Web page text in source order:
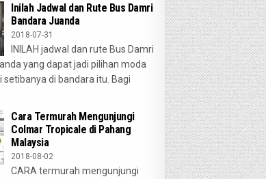
Inilah Jadwal dan Rute Bus Damri
Bandara Juanda
2018-07-31
INILAH jadwal dan rute Bus Damri
yang dapat jadi pilihan moda
di bandara itu. Bagi
Cara Termurah Mengunjungi
Colmar Tropicale di Pahang
Malaysia
2018-08-02
CARA termurah mengunjungi